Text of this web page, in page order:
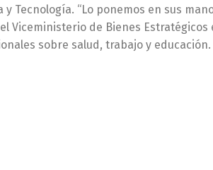
Tecnología. “Lo ponemos en sus
Viceministerio de Bienes Estratégicos
sobre salud, trabajo y educación.